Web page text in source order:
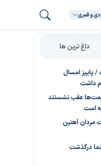
و قمری
داغ ترین ها
/ پاییز امسال
داشت
عقب نشستند
است
مردان آهنین
درگذشت